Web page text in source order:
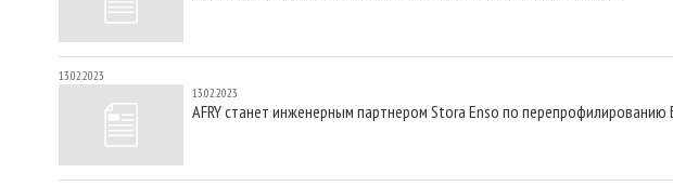
13.02.2023
13.02.2023
AFRY станет инженерным партнером Stora Enso по